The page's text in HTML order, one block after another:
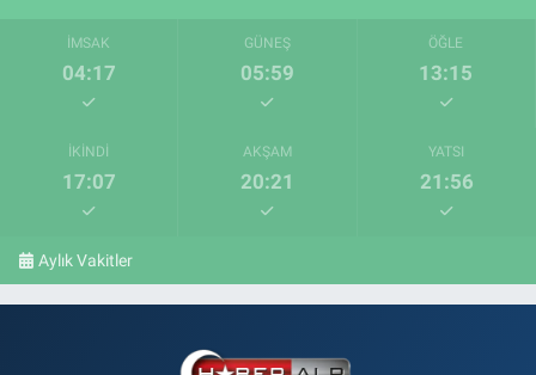
İMSAK
04:17
GÜNEŞ
05:59
ÖĞLE
13:15
İKINDI
17:07
AKŞAM
20:21
YATSI
21:56
Aylık Vakitler